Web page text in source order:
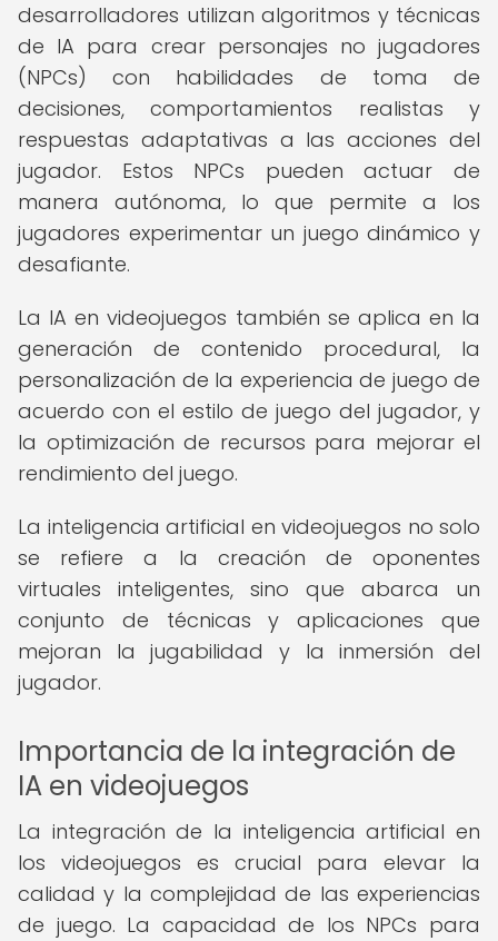
desarrolladores utilizan algoritmos y técnicas
de IA para crear personajes no jugadores
(NPCs) con habilidades de toma de
decisiones, comportamientos realistas y
respuestas adaptativas a las acciones del
jugador. Estos NPCs pueden actuar de
manera autónoma, lo que permite a los
jugadores experimentar un juego dinámico y
desafiante.
La IA en videojuegos también se aplica en la
generación de contenido procedural, la
personalización de la experiencia de juego de
acuerdo con el estilo de juego del jugador, y
la optimización de recursos para mejorar el
rendimiento del juego.
La inteligencia artificial en videojuegos no solo
se refiere a la creación de oponentes
virtuales inteligentes, sino que abarca un
conjunto de técnicas y aplicaciones que
mejoran la jugabilidad y la inmersión del
jugador.
Importancia de la integración de
IA en videojuegos
La integración de la inteligencia artificial en
los videojuegos es crucial para elevar la
calidad y la complejidad de las experiencias
de juego. La capacidad de los NPCs para